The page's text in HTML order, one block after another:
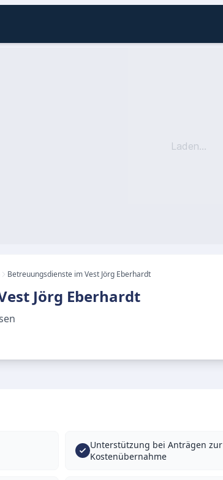
Laden...
Betreuungsdienste im Vest Jörg Eberhardt
Jörg Eberhardt
Unterstützung bei Anträgen zur
Kostenübernahme